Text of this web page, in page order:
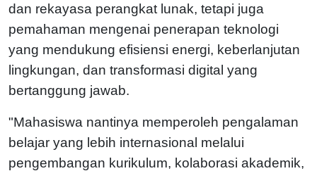
dan rekayasa perangkat lunak, tetapi juga
pemahaman mengenai penerapan teknologi
yang mendukung efisiensi energi, keberlanjutan
lingkungan, dan transformasi digital yang
bertanggung jawab.
"Mahasiswa nantinya memperoleh pengalaman
belajar yang lebih internasional melalui
pengembangan kurikulum, kolaborasi akademik,